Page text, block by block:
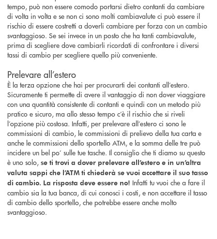
tempo, può non essere comodo portarsi dietro contanti da cambiare
di volta in volta e se non ci sono molti cambiavalute ci può essere il
rischio di essere costretti a doverli cambiare per forza con un cambio
svantaggioso. Se sei invece in un posto che ha tanti cambiavalute,
prima di scegliere dove cambiarli ricordati di confrontare i diversi
tassi di cambio per scegliere quello più conveniente.
Prelevare all’estero
È la terza opzione che hai per procurarti dei contanti all’estero.
Sicuramente ti permette di avere il vantaggio di non dover viaggiare
con una quantità consistente di contanti e quindi con un metodo più
pratico e sicuro, ma allo stesso tempo c’è il rischio che si riveli
l’opzione più costosa. Infatti, per prelevare all’estero ci sono le
commissioni di cambio, le commissioni di prelievo della tua carta e
anche le commissioni dello sportello ATM, e la somma delle tre può
incidere un bel po’ sulle tue tasche. Il consiglio che ti diamo su questo
è uno solo, se ti trovi a dover prelevare all’estero e in un’altra
valuta sappi che l’ATM ti chiederà se vuoi accettare il suo tasso
di cambio. La risposta deve essere no! Infatti tu vuoi che a fare il
cambio sia la tua banca, di cui conosci i costi, e non accettare il tasso
di cambio dello sportello, che potrebbe essere anche molto
svantaggioso.